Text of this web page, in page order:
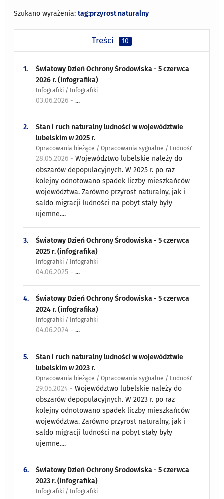
Szukano wyrażenia:tag:przyrost naturalny
Treści 10
1.
Światowy Dzień Ochrony Środowiska - 5 czerwca
2026 r. (infografika)
Infografiki / Infografiki
03.06.2026 -...
2.
Stan i ruch naturalny ludności w województwie
lubelskim w 2025 r.
Opracowania bieżące / Opracowania sygnalne / Ludność
28.05.2026 -Województwo lubelskie należy do
obszarów depopulacyjnych. W 2025 r. po raz
kolejny odnotowano spadek liczby mieszkańców
województwa. Zarówno przyrost naturalny, jak i
saldo migracji ludności na pobyt stały były
ujemne....
3.
Światowy Dzień Ochrony Środowiska - 5 czerwca
2025 r. (infografika)
Infografiki / Infografiki
04.06.2025 -...
4.
Światowy Dzień Ochrony Środowiska - 5 czerwca
2024 r. (infografika)
Infografiki / Infografiki
04.06.2024 -...
5.
Stan i ruch naturalny ludności w województwie
lubelskim w 2023 r.
Opracowania bieżące / Opracowania sygnalne / Ludność
29.05.2024 -Województwo lubelskie należy do
obszarów depopulacyjnych. W 2023 r. po raz
kolejny odnotowano spadek liczby mieszkańców
województwa. Zarówno przyrost naturalny, jak i
saldo migracji ludności na pobyt stały były
ujemne....
6.
Światowy Dzień Ochrony Środowiska - 5 czerwca
2023 r. (infografika)
Infografiki / Infografiki